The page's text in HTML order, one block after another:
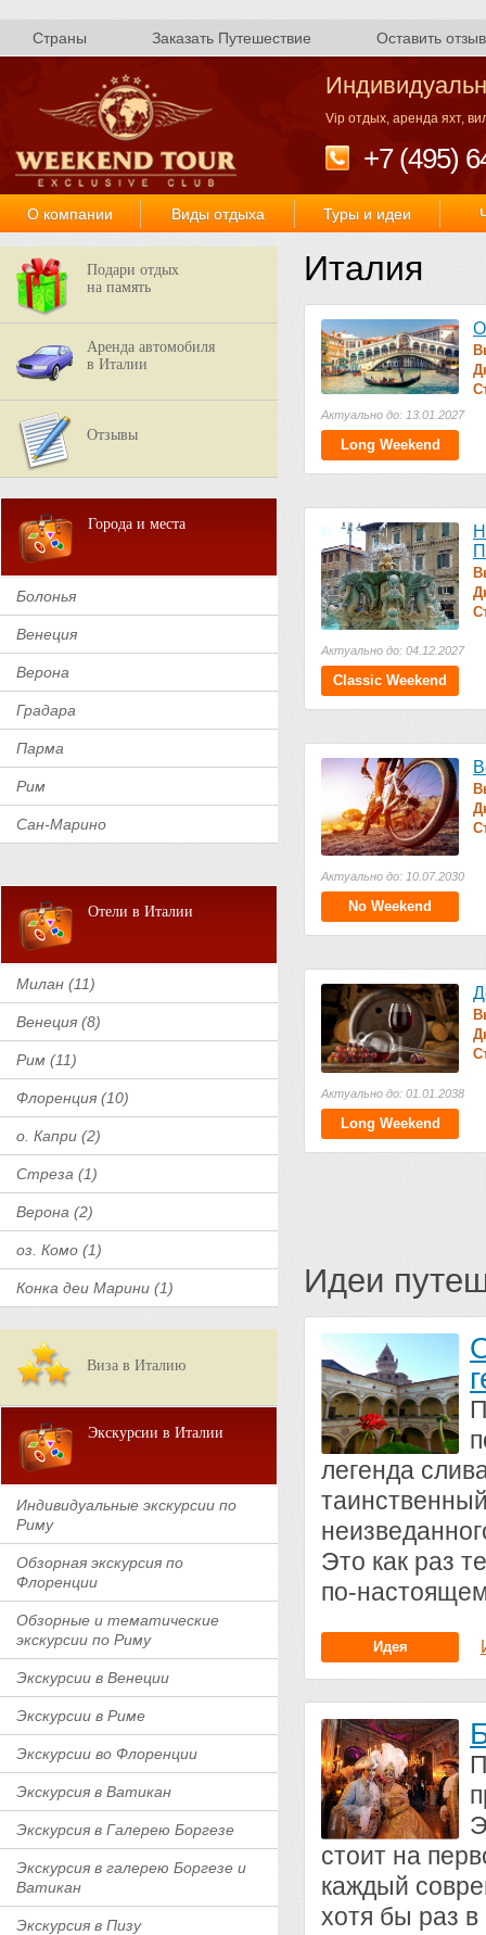
Страны Заказать Путешествие Оставить отзыв
Vip отдых, аренда яхт,
+7 (495)
О компании Виды отдыха Туры и идеи
Подари отдых
на память
Аренда автомобиля
в Италии
Отзывы
Города и места
Болонья
Венеция
Верона
Градара
Парма
Рим
Сан-Марино
Отели в Италии
Милан (11)
Венеция (8)
Рим (11)
Флоренция (10)
о. Капри (2)
Стреза (1)
Верона (2)
оз. Комо (1)
Конка деи Марини (1)
Виза в Италию
Экскурсии в Италии
Индивидуальные экскурсии по
Риму
Обзорная экскурсия по
Флоренции
Обзорные и тематические
экскурсии по Риму
Экскурсии в Венеции
Экскурсии в Риме
Экскурсии во Флоренции
Экскурсия в Ватикан
Экскурсия в Галерею Боргезе
Экскурсия в галерею Боргезе и
Ватикан
Экскурсия в Пизу
Италия
Актуально до: 13.01.2027
Long Weekend
Актуально до: 04.12.2027
Classic Weekend
Актуально до: 10.07.2030
No Weekend
Актуально до: 01.01.2038
Long Weekend
Идеи
легенда
Это как раз
по-
Идея
стоит на
каждый
хотя бы раз